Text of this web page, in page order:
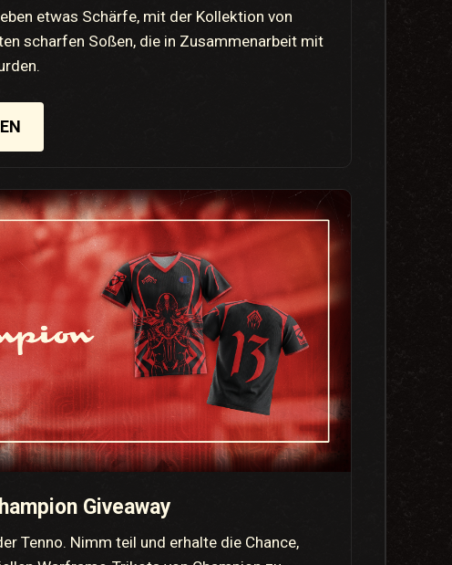
etwas Schärfe, mit der Kollektion von
scharfen Soßen, die in Zusammenarbeit mit
Giveaway
Tenno. Nimm teil und erhalte die Chance,